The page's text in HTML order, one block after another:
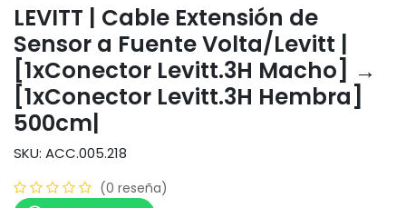
LEVITT | Cable Extensión de
Sensor a Fuente Volta/Levitt |
[1xConector Levitt.3H Macho] →
[1xConector Levitt.3H Hembra]
500cm|
SKU: ACC.005.218
(0 reseña)